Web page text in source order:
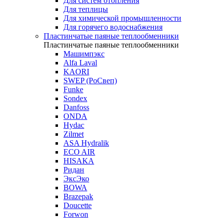
Для теплицы
Для химической промышленности
Для горячего водоснабжения
Пластинчатые паяные теплообменники
Пластинчатые паяные теплообменники
Машимпэкс
Alfa Laval
KAORI
SWEP (РоСвеп)
Funke
Sondex
Danfoss
ONDA
Hydac
Zilmet
ASA Hydralik
ECO AIR
HISAKA
Ридан
ЭксЭко
BOWA
Brazepak
Doucette
Forwon